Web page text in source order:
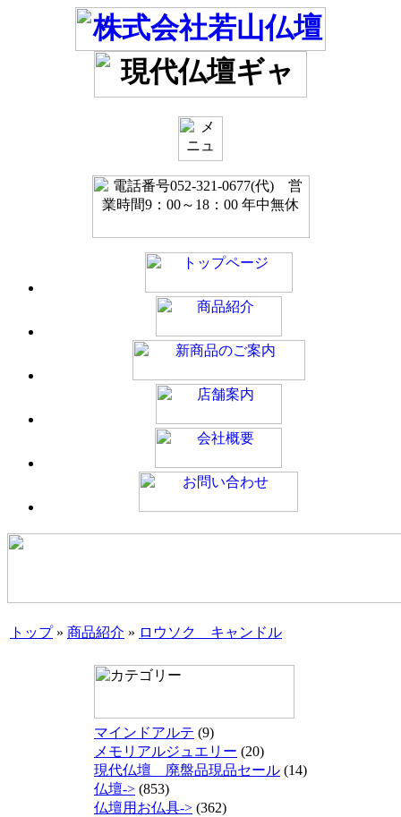
トップ» 商品紹介 » ロウソク キャンドル
マインドアルテ (9)
メモリアルジュエリー (20)
現代仏壇 廃盤品現品セール (14)
仏壇-> (853)
仏壇用お仏具-> (362)